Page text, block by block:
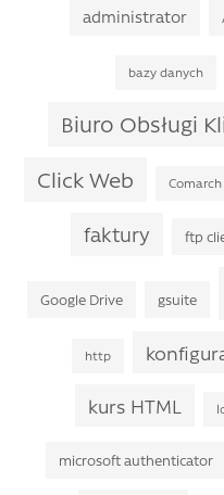
administrator
bazy danych
Biuro Obsługi
Click Web Comarch
faktury ftp
Google Drive gsuite
http
kurs HTML
microsoft authenticator